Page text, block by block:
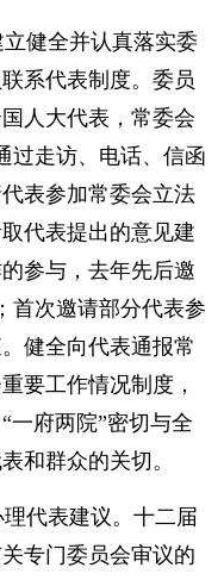
健全并认真落实委
系代表制度。委员
人大代表，常委会
过走访、电话、信函
表参加常委会立法
代表提出的意见建
参与，去年先后邀
首次邀请部分代表参
健全向代表通报常
要工作情况制度，
一府两院”密切与全
和群众的关切。
代表建议。十二届
专门委员会审议的